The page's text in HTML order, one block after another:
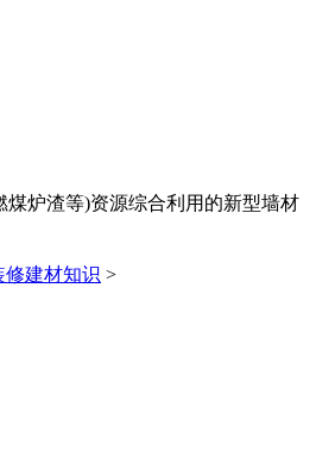
煤炉渣等)资源综合利用的新型墙材
修建材知识 >